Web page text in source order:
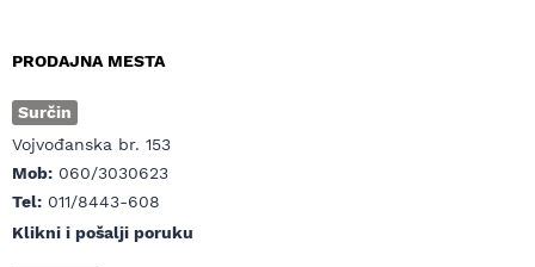
PRODAJNA MESTA
Surčin
Vojvođanska br. 153
Mob: 060/3030623
Tel: 011/8443-608
Klikni i pošalji poruku